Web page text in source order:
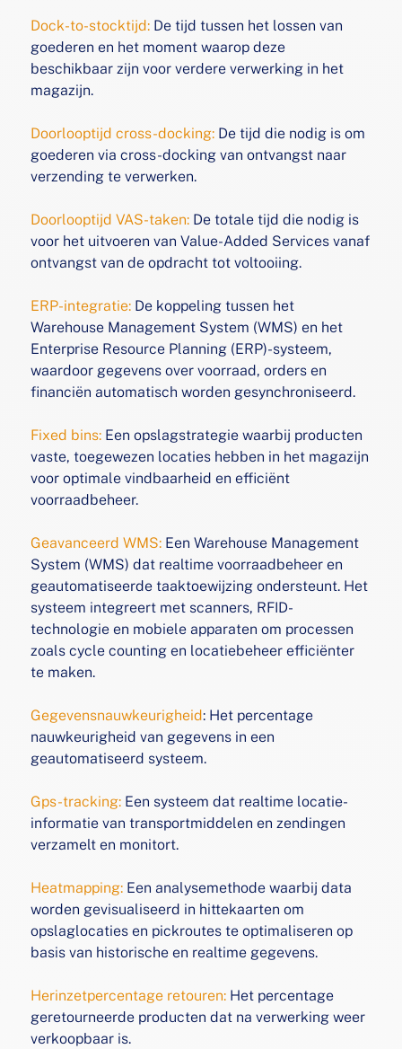
Dock-to-stocktijd: De tijd tussen het lossen van
goederen en het moment waarop deze
beschikbaar zijn voor verdereverwerking in het
magazijn.
Doorlooptijd cross-docking: De tijd die nodig is om
goederen via cross-docking van ontvangst naar
verzending teverwerken.
Doorlooptijd VAS-taken: De totale tijd die nodig is
voor het uitvoeren van Value-Added Services vanaf
ontvangst vande opdracht tot voltooiing.
ERP-integratie: De koppeling tussen het
Warehouse Management System (WMS) en het
Enterprise Resource Planning (ERP)-systeem,
waardoor gegevens over voorraad,orders en
financiën automatisch worden gesynchroniseerd.
Fixed bins: Een opslagstrategie waarbij producten
vaste,toegewezen locaties hebben in het magazijn
voor optimalevindbaarheid en efficiënt
voorraadbeheer.
Geavanceerd WMS: Een Warehouse Management
System (WMS) dat realtime voorraadbeheer en
geautomatiseerdetaaktoewijzing ondersteunt. Het
systeem integreert met scanners, RFID-
technologie en mobiele apparaten om processen
zoals cycle counting en locatiebeheer efficiënter
te maken.
Gegevensnauwkeurigheid: Het percentage
nauwkeurigheidvan gegevens in een
geautomatiseerd systeem.
Gps-tracking: Een systeem dat realtime locatie-
informatie vantransportmiddelen en zendingen
verzamelt en monitort.
Heatmapping: Een analysemethode waarbij data
worden gevisualiseerd in hittekaarten om
opslaglocaties en pickroutes te optimaliseren op
basis van historische en realtime gegevens.
Herinzetpercentage retouren: Het percentage
geretourneerde producten dat na verwerking weer
verkoopbaar is.